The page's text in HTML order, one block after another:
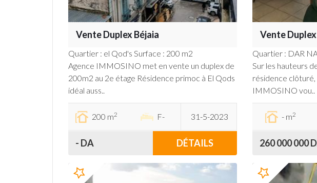
Vente Duplex Béjaia
Quartier : el Qod's Surface : 200 m2
Agence IMMOSINO met en vente un duplex de
200m2 au 2e étage Résidence primoc à El Qods
idéal auss..
200 m2 F- 31-5-2023
- DA DÉTAILS
Vente
Quartier : DAR
Sur les hauteurs
résidence
IMMOSINO vou..
- m2
260 000 000